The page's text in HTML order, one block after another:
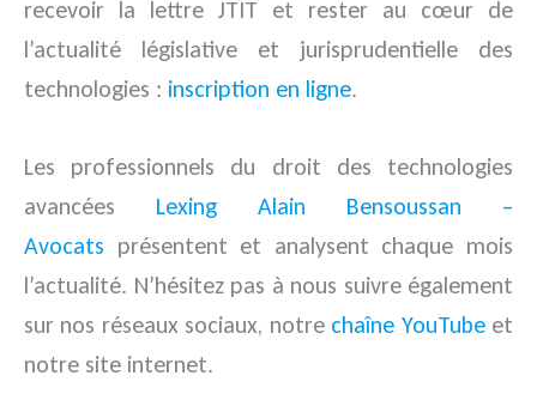
recevoir la lettre JTIT et rester au cœur de
l’actualité législative et jurisprudentielle des
technologies : inscription en ligne.
Les professionnels du droit des technologies
avancées Lexing Alain Bensoussan –
Avocats présentent et analysent chaque mois
l’actualité. N’hésitez pas à nous suivre également
sur nos réseaux sociaux, notre chaîne YouTubeet
notre site internet.